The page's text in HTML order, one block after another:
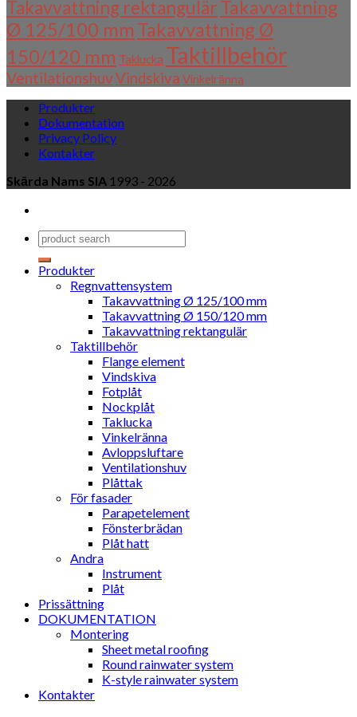
Takavvattning rektangulärTakavvattning
Ø 125/100 mm Takavvattning Ø
150/120 mm Taklucka Taktillbehör
VentilationshuvVindskiva Vinkelränna
Produkter
Dokumentation
Privacy Policy
Kontakter
Skārda Nams SIA 1993 - 2026
Produkter
Regnvattensystem
Takavvattning Ø 125/100 mm
Takavvattning Ø 150/120 mm
Takavvattning rektangulär
Taktillbehör
Flange element
Vindskiva
Fotplåt
Nockplåt
Taklucka
Vinkelränna
Avloppsluftare
Ventilationshuv
Plåttak
För fasader
Parapetelement
Fönsterbrädan
Plåt hatt
Andra
Instrument
Plåt
Prissättning
DOKUMENTATION
Montering
Sheet metal roofing
Round rainwater system
K-style rainwater system
Kontakter